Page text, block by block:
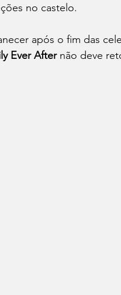
no castelo.
após o fim das
Ever After não deve